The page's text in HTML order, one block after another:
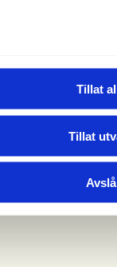
Tillat
Tillat
Avslå